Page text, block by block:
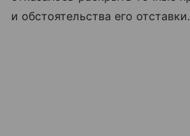
и обстоятельства его отставки.